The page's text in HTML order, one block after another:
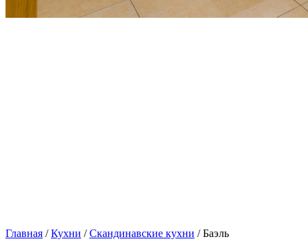
Главная /Кухни /Скандинавские кухни / Баэль